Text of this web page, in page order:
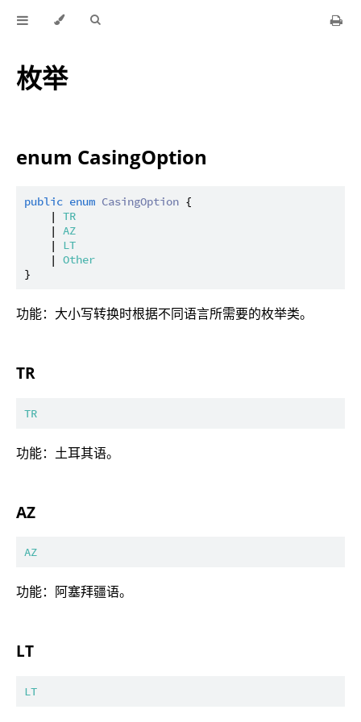
枚举
enum CasingOption
public enum CasingOption {
    |
TR
    |
AZ
    |
LT
    |
Other
功能：大小写转换时根据不同语言所需要的枚举类。
TR
TR
功能：土耳其语。
AZ
AZ
功能：阿塞拜疆语。
LT
LT